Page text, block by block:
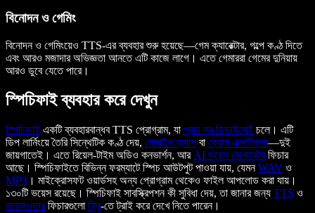
বিনোদন ও গেমিং
বিনোদন ও গেমিংয়েও TTS-এর ব্যবহার শুরু হয়েছে—গেম ক্যারেক্টার, গল্পে কণ্ঠ দিতে
এবং আরও মজাদার অভিজ্ঞতা আনতে এটি কাজে লাগে। এতে গেমাররা গেমের দুনিয়ায়
আরও ডুবে যেতে পারে।
স্পিচিফাই ব্যবহার করে দেখুন
স্পিচিফাই একটি ব্যবহারবান্ধব TTS প্রোগ্রাম, যা প্রায় সব ডিভাইসেই চলে। এটি
ডিপ লার্নিংয়ে তৈরি সিন্থেটিক কণ্ঠ দেয়, মোবাইল অ্যাপ বা ক্রোম এক্সটেনশন—দুই
জায়গাতেই। এতে রিয়েল-টাইম অডিও কনভার্শন, আর AI ভয়েস জেনারেটরফিচার
আছে। স্পিচিফাইতে বিভিন্ন ফরম্যাটে স্পিচ আউটপুট পাওয়া যায়, যেমনWAV ও
MP3 । মাইক্রোসফট ওয়ার্ডসহ অন্য প্রোগ্রাম থেকেও ফাইল আপলোড করা যায়।
১৩০টি ভয়েস রয়েছে। স্পিচিফাই সাবস্ক্রিপশন কী সুবিধা দেয়, তা জানার জন্য TTS ও
ভয়েসওভারফিচারগুলো ফ্রি-তে ট্রাই করে দেখে নিতে পারেন।